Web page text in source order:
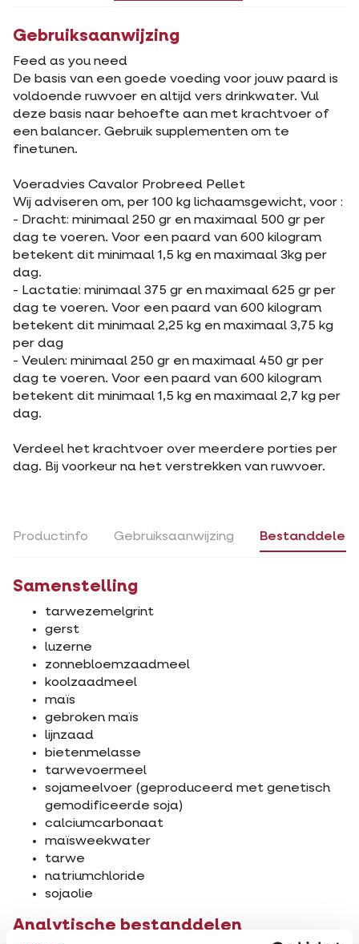
Gebruiksaanwijzing
Feed as you need
De basis van een goede voeding voor jouw paard is
voldoende ruwvoer en altijd vers drinkwater. Vul
deze basis naar behoefte aan met krachtvoer of
een balancer. Gebruik supplementen om te
finetunen.
Voeradvies Cavalor Probreed Pellet
Wij adviseren om, per 100 kg lichaamsgewicht, voor :
- Dracht: minimaal 250 gr en maximaal 500 gr per
dag te voeren. Voor een paard van 600 kilogram
betekent dit minimaal 1,5 kg en maximaal 3kg per
dag.
- Lactatie: minimaal 375 gr en maximaal 625 gr per
dag te voeren. Voor een paard van 600 kilogram
betekent dit minimaal 2,25 kg en maximaal 3,75 kg
per dag
- Veulen: minimaal 250 gr en maximaal 450 gr per
dag te voeren. Voor een paard van 600 kilogram
betekent dit minimaal 1,5 kg en maximaal 2,7 kg per
dag.
Verdeel het krachtvoer over meerdere porties per
dag. Bij voorkeur na het verstrekken van ruwvoer.
Productinfo Gebruiksaanwijzing Bestanddelen
Samenstelling
tarwezemelgrint
gerst
luzerne
zonnebloemzaadmeel
koolzaadmeel
maïs
gebroken maïs
lijnzaad
bietenmelasse
tarwevoermeel
sojameelvoer (geproduceerd met genetisch
gemodificeerde soja)
calciumcarbonaat
maïsweekwater
tarwe
natriumchloride
sojaolie
Analytische bestanddelen